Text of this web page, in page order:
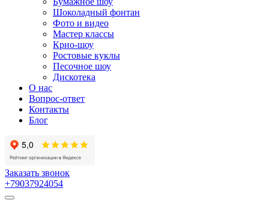
Шоколадный фонтан
Фото и видео
Мастер классы
Крио-шоу
Ростовые куклы
Песочное шоу
Дискотека
О нас
Вопрос-ответ
Контакты
Блог
Заказать звонок
+79037924054